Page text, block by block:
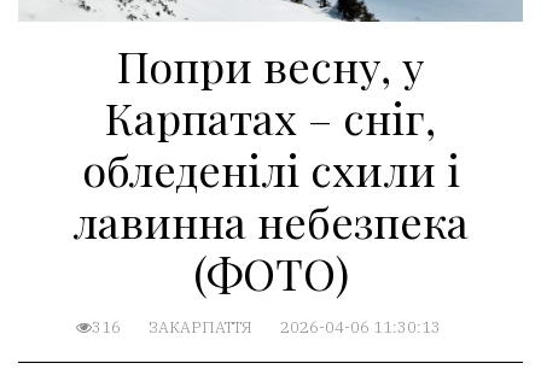
Попри весну, у
Карпатах – сніг,
обледенілі схили і
лавинна небезпека
(ФОТО)
316 ЗАКАРПАТТЯ 2026-04-06 11:30:13